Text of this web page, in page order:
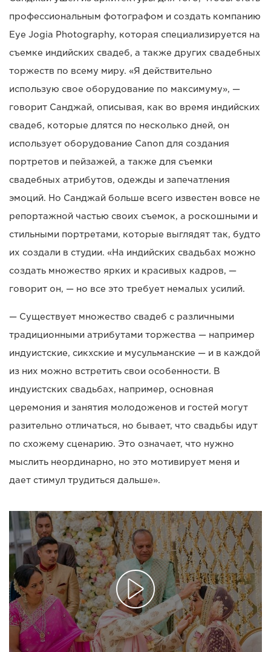
профессиональным фотографом и создать компанию
Eye Jogia Photography, которая специализируется на
съемке индийских свадеб, а также других свадебных
торжеств по всему миру. «Я действительно
использую свое оборудование по максимуму», —
говорит Санджай, описывая, как во время индийских
свадеб, которые длятся по несколько дней, он
использует оборудование Canon для создания
портретов и пейзажей, а также для съемки
свадебных атрибутов, одежды и запечатления
эмоций. Но Санджай больше всего известен вовсе не
репортажной частью своих съемок, а роскошными и
стильными портретами, которые выглядят так, будто
их создали в студии. «На индийских свадьбах можно
создать множество ярких и красивых кадров, —
говорит он, — но все это требует немалых усилий.
— Существует множество свадеб с различными
традиционными атрибутами торжества — например
индуистские, сикхские и мусульманские — и в каждой
из них можно встретить свои особенности. В
индуистских свадьбах, например, основная
церемония и занятия молодоженов и гостей могут
разительно отличаться, но бывает, что свадьбы идут
по схожему сценарию. Это означает, что нужно
мыслить неординарно, но это мотивирует меня и
дает стимул трудиться дальше».